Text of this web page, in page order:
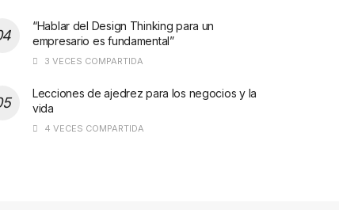
“Hablar del Design Thinking para un
empresario es fundamental”
3 VECES COMPARTIDA
Lecciones de ajedrez para los negocios y la
vida
4 VECES COMPARTIDA